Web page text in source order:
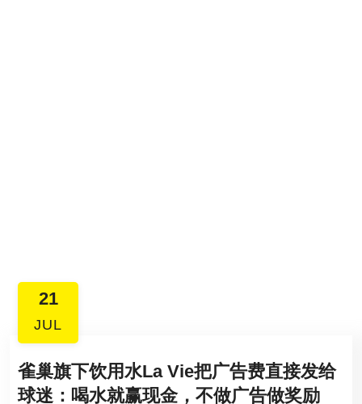
21
JUL
雀巢旗下饮用水La Vie把广告费直接发给
球迷：喝水就赢现金，不做广告做奖励